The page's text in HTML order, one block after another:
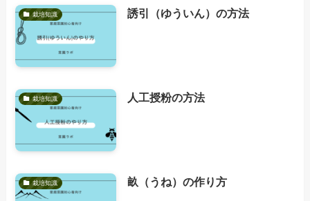
栽培知識 誘引（ゆういん）の方法
栽培知識 人工授粉の方法
栽培知識 畝（うね）の作り方